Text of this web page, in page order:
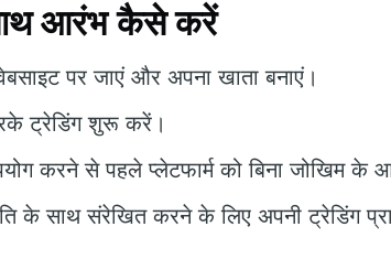
आरंभ कैसे करें
पर जाएं और अपना खाता बनाएं।
ट्रेडिंग शुरू करें।
करने से पहले प्लेटफार्म को बिना जोखिम के
के साथ संरेखित करने के लिए अपनी ट्रेडिंग